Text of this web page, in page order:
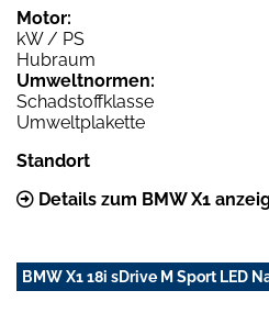
Motor:
kW / PS
Hubraum
Umweltnormen:
Schadstoffklasse
Umweltplakette
Standort
Details zum BMW X1
BMW X1 18i sDrive M Sport LED